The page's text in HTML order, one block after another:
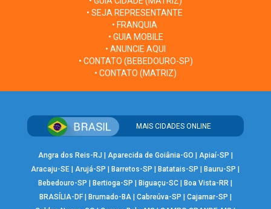
• SEJA REPRESENTANTE
• FRANQUIA
• GUIA MOBILE
• ANUNCIE AQUI
• CONTATO (BEBEDOURO-SP)
• CONTATO (MATRIZ)
MAIS CIDADES ONLINE
Angra dos Reis-RJ Aparecida de Goiânia-GO Apiaí-SP
Aracaju-SE |Arujá-SP Barretos-SP Batatais-SP Bauru-SP
Bebedouro-SP
Bertioga-SP Biguaçu-SC Boa Vista-RR
BRASÍLIA-DF| Brumado-BA| Cabreúva-SP Cajamar-SP